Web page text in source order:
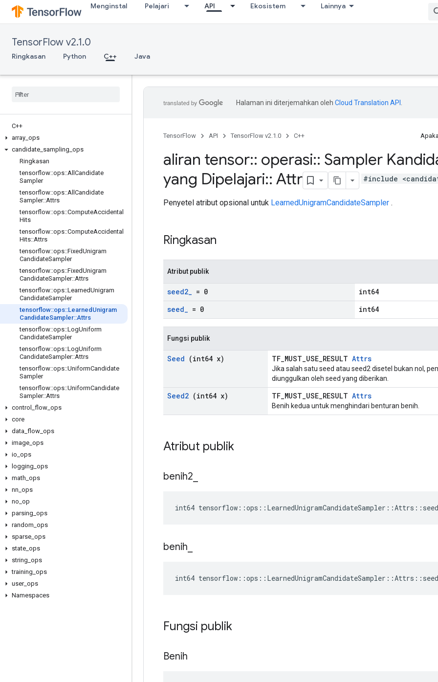
Menginstal Pelajari API Ekosistem Lainnya
TensorFlow v2.1.0
Ringkasan Python C++ Java
C++
array ops
candidate sampling ops
Ringkasan
tensorflow::ops::All Candidate
Sampler
tensorflow::ops::All Candidate
Sampler::Attrs
tensorflow::ops::ComputeAccidental
Hits
tensorflow::ops::ComputeAccidental
Hits::Attrs
tensorflow::ops::FixedUnigram
CandidateSampler
tensorflow::ops::FixedUnigram
CandidateSampler::Attrs
tensorflow::ops::LearnedUnigram
CandidateSampler
tensorflow::ops::Learned Unigram
CandidateSampler::Attrs
tensorflow::ops::LogUniform
CandidateSampler
tensorflow::ops::LogUniform
CandidateSampler::Attrs
tensorflow::ops::UniformCandidate
Sampler
tensorflow::ops::UniformCandidate
Sampler::Attrs
control
flow ops
core
data flow ops
image ops
io ops
logging ops
math ops
nn ops
no op
parsing ops
random ops
sparse ops
state ops
string ops
training ops
user_ ops
Namespaces
Halaman ini diterjemahkan oleh Cloud Translation API
TensorFlow API TensorFlow v2.1.0 C++
aliran tensor:: operasi:: Sampler
yang Dipelajari:: Attr #include
Penyetel atribut opsional untuk LearnedUnigramCandidateSampler .
Ringkasan
Atribut publik
seed2_ = 0
int64
seed_ = 0 int64
Fungsi publik
Seed (int64 x) TF_MUST_USE_RESULT Attrs
Jika salah satu seed atau seed2 disetel bukan nol,
diunggulkan oleh seed yang diberikan.
Seed2 (int64 x) TF_MUST_USE_RESULT Attrs
Benih kedua untuk menghindari benturan benih.
Atribut publik
benih2
int64
benih
int64
Fungsi publik
Benih